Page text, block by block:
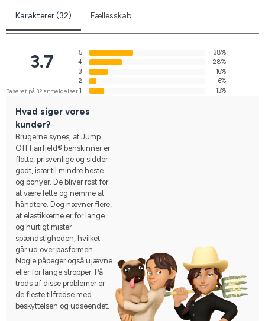
Karakterer (32) Fællesskab
3.7
Baseret på 32 anmeldelser
5
38%
4
28%
3
16%
2
6%
1
13%
Hvad siger vores
kunder?
Brugerne synes, at Jump
Off Fairfield® benskinner er
flotte, prisvenlige og sidder
godt, især til mindre heste
og ponyer. De bliver rost for
at være lette og nemme at
håndtere. Dog nævner flere,
at elastikkerne er for lange
og hurtigt mister
spændstigheden, hvilket
går ud over pasformen.
Nogle påpeger også ujævne
eller for lange stropper. På
trods af disse problemer er
de fleste tilfredse med
beskyttelsen og udseendet.